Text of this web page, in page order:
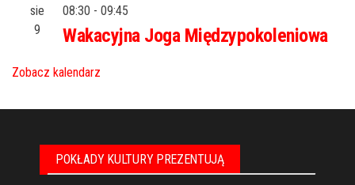
sie
9
08:30 - 09:45
Wakacyjna Joga Międzypokoleniowa
Zobacz kalendarz
POKŁADY KULTURY PREZENTUJĄ